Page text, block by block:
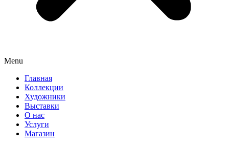
Menu
Главная
Коллекции
Художники
Выставки
О нас
Услуги
Магазин